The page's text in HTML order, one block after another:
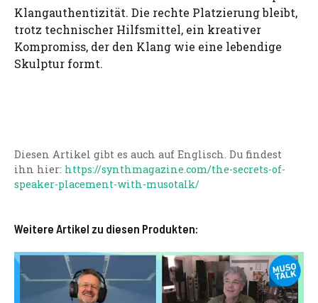
Klangauthentizität. Die rechte Platzierung bleibt,
trotz technischer Hilfsmittel, ein kreativer
Kompromiss, der den Klang wie eine lebendige
Skulptur formt.
Diesen Artikel gibt es auch auf Englisch. Du findest
ihn hier: https://synthmagazine.com/the-secrets-of-
speaker-placement-with-musotalk/
Weitere Artikel zu diesen Produkten: